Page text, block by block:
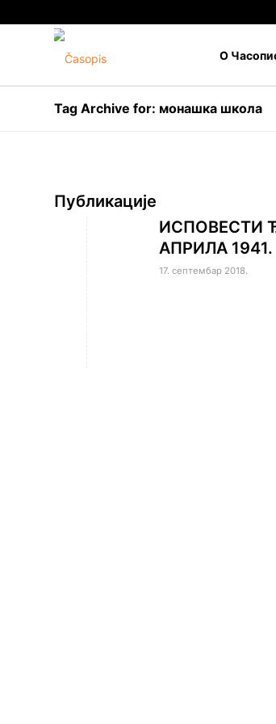
О
Tag Archive for: монашка школа
Публикације
ИСПОВЕСТИ
АПРИЛА 1941.
17. септембар 2018.